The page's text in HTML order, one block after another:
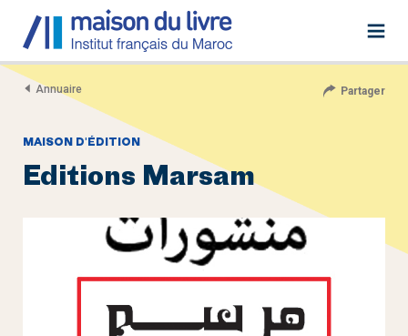
Annuaire Partager
MAISON D'ÉDITION
Editions Marsam